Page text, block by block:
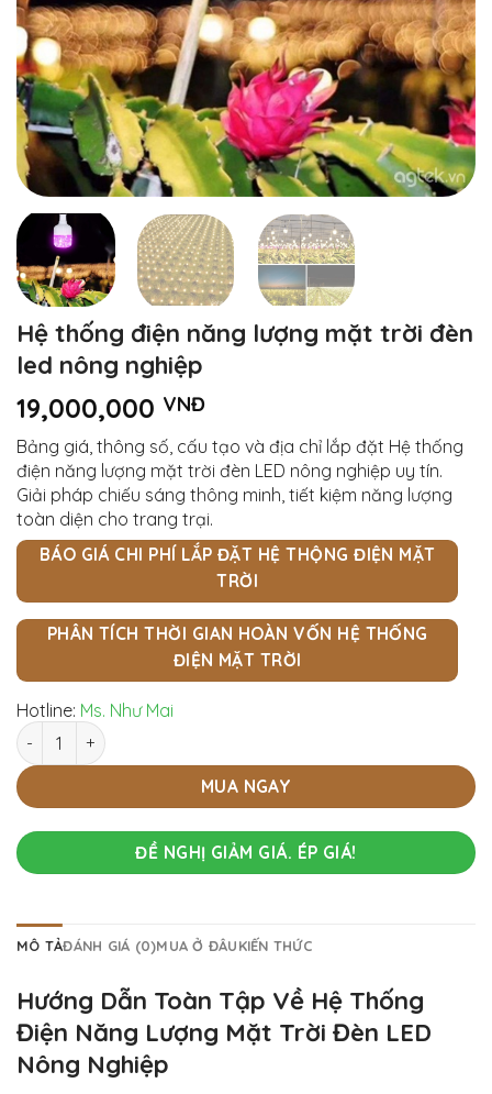
Hệ thống điện năng lượng mặt trời đèn
led nông nghiệp
19,000,000 VNĐ
Bảng giá, thông số, cấu tạo và địa chỉ lắp đặt Hệ thống
điện năng lượng mặt trời đèn LED nông nghiệp uy tín.
Giải pháp chiếu sáng thông minh, tiết kiệm năng lượng
toàn diện cho trang trại.
BÁO GIÁ CHI PHÍ LẮP ĐẶT HỆ THỘNG ĐIỆN MẶT
TRỜI
PHÂN TÍCH THỜI GIAN HOÀN VỐN HỆ THỐNG
ĐIỆN MẶT TRỜI
Hotline: Ms. Như Mai
Hệ thống điện năng lượng mặt trời đèn led nông nghiệp số
MUA NGAY
ĐỀ NGHỊ GIẢM GIÁ. ÉP GIÁ!
MÔ TẢĐÁNH GIÁ (0)MUA Ở ĐÂUKIẾN THỨC
Hướng Dẫn Toàn Tập Về Hệ Thống
Điện Năng Lượng Mặt Trời Đèn LED
Nông Nghiệp